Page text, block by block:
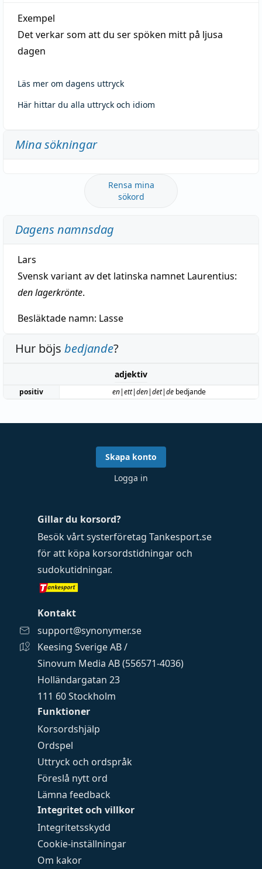
Exempel
Det verkar som att du ser spöken mitt på ljusa
dagen
Läs mer om dagens uttryck
Här hittar du alla uttryck och idiom
Mina sökningar
Rensa mina
sökord
Dagens namnsdag
Lars
Svensk variant av det latinska namnet Laurentius:
den lagerkrönte.
Besläktade namn: Lasse
Hur böjs bedjande?
adjektiv
positiv en|ett|den|det|de bedjande
Funktioner
Korsordshjälp
Ordspel
Uttryck och ordspråk
Föreslå nytt ord
Lämna feedback
Integritet och villkor
Integritetsskydd
Cookie-inställningar
Om kakor
Gillar du korsord?
Besök vårt systerföretag Tankesport.se
för att köpa korsordstidningar och
sudokutidningar.
Kontakt
support@synonymer.se
Keesing Sverige AB /
Sinovum Media AB (556571-4036)
Holländargatan 23
111 60 Stockholm
Skapa konto
Logga in